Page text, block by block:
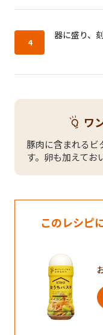
作り方4：
器に盛り、
ワ
豚肉に含まれるビ
す。卵も加えてお
このレシピ